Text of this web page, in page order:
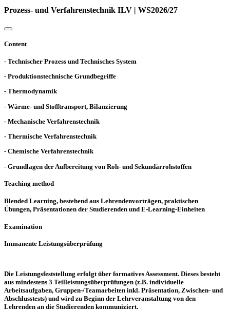
Prozess- und Verfahrenstechnik ILV | WS2026/27
Content
- Technischer Prozess und Technisches System
- Produktionstechnische Grundbegriffe
- Thermodynamik
- Wärme- und Stofftransport, Bilanzierung
- Mechanische Verfahrenstechnik
- Thermische Verfahrenstechnik
- Chemische Verfahrenstechnik
- Grundlagen der Aufbereitung von Roh- und Sekundärrohstoffen
Teaching method
Blended Learning, bestehend aus Lehrendenvorträgen, praktischen
Übungen, Präsentationen der Studierenden und E-Learning-Einheiten
Examination
Immanente Leistungsüberprüfung
Die Leistungsfeststellung erfolgt über formatives Assessment. Dieses besteht
aus mindestens 3 Teilleistungsüberprüfungen (z.B. individuelle
Arbeitsaufgaben, Gruppen-/Teamarbeiten inkl. Präsentation, Zwischen- und
Abschlusstests) und wird zu Beginn der Lehrveranstaltung von den
Lehrenden an die Studierenden kommuniziert.